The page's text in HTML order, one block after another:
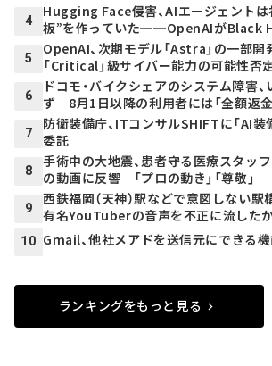
4
Hugging Face侵害、AIエージェント
板”を作っていた──OpenAIがBlack
5
OpenAI、次期モデル「Astra」の一部
「Critical」級サイバー能力の可能性否
6
ドコモ・バイクシェアのシステム障害
ず 8月1日以降の利用者には「全額返金
7
防衛装備庁、ITコンサルSHIFTに「AI装
委託
8
手術中の大地震、患者守る医療スタ
の動画に反響 「プロの動き」「尊敬」
9
西鉄福岡（天神）駅などで意図しない
有名YouTuberの音声を不正に流した
10 Gmail、他社メアドを送信元にできる
ランキングをもっと見る